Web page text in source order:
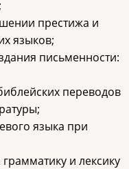
престижа и
языков;
письменности:
переводов
языка при
и лексику